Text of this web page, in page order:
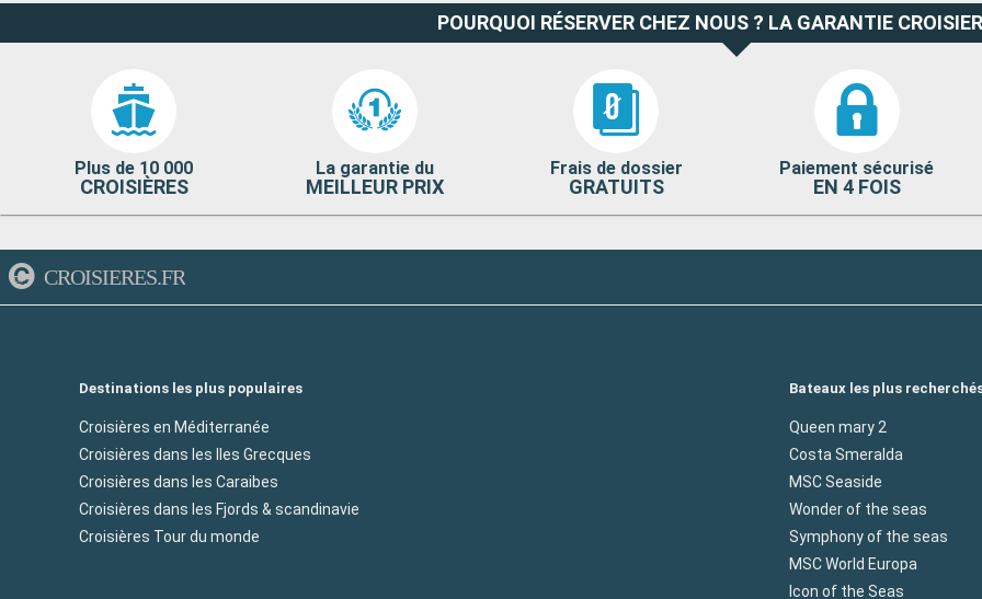
POURQUOI RÉSERVER CHEZ NOUS ? LA GARANTIE
Plus de 10 000
CROISIÈRES
La garantie du
MEILLEUR PRIX
Frais de dossier
GRATUITS
Paiement sécurisé
EN 4 FOIS
CROISIERES.FR
Destinations les plus populaires
Croisières en Méditerranée
Croisières dans les Iles Grecques
Croisières dans les Caraibes
Croisières dans les Fjords & scandinavie
Croisières Tour du monde
Bateaux les plus
Queen mary 2
Costa Smeralda
MSC Seaside
Wonder of the seas
Symphony of the seas
MSC World Europa
Icon of the Seas